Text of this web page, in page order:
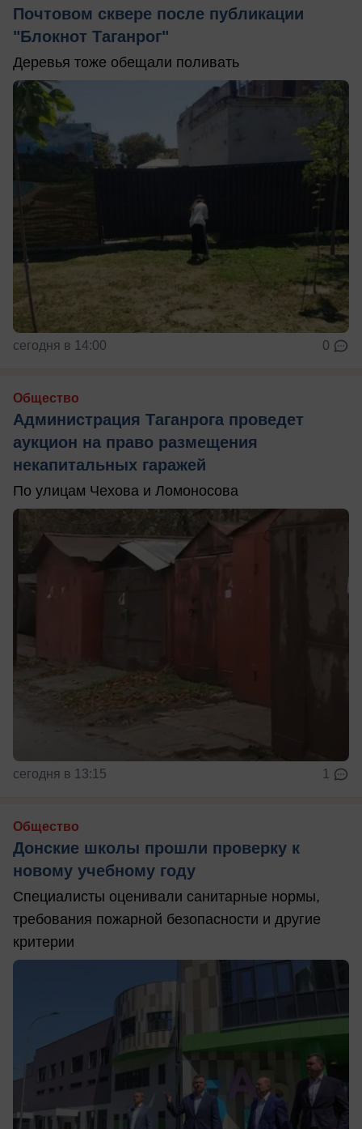
Почтовом сквере после публикации
"Блокнот Таганрог"
Деревья тоже обещали поливать
сегодня в 14:00 0
Общество
Администрация Таганрога проведет
аукцион на право размещения
некапитальных гаражей
По улицам Чехова и Ломоносова
сегодня в 13:15 1
Общество
Донские школы прошли проверку к
новому учебному году
Специалисты оценивали санитарные нормы,
требования пожарной безопасности и другие
критерии